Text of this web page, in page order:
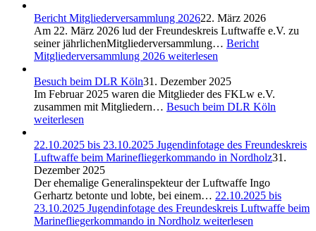
Bericht Mitgliederversammlung 202622. März 2026
Am 22. März 2026 lud der Freundeskreis Luftwaffe e.V. zu
seiner jährlichenMitgliederversammlung… Bericht
Mitgliederversammlung 2026 weiterlesen
Besuch beim DLR Köln31. Dezember 2025
Im Februar 2025 waren die Mitglieder des FKLw e.V.
zusammen mit Mitgliedern… Besuch beim DLR Köln
weiterlesen
22.10.2025 bis 23.10.2025 Jugendinfotage des Freundeskreis
Luftwaffe beim Marinefliegerkommando in Nordholz31.
Dezember 2025
Der ehemalige Generalinspekteur der Luftwaffe Ingo
Gerhartz betonte und lobte, bei einem… 22.10.2025 bis
23.10.2025 Jugendinfotage des Freundeskreis Luftwaffe beim
Marinefliegerkommando in Nordholz weiterlesen